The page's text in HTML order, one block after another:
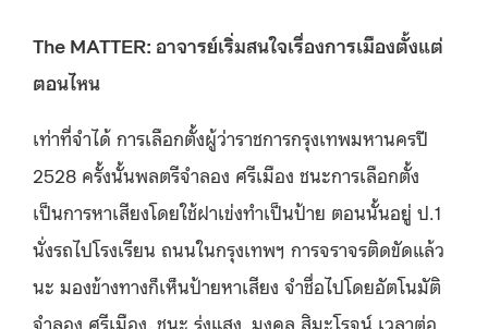
The MATTER: อาจารย์เริ่มสนใจเรื่องการเมืองตั้งแต่
ตอนไหน
เท่าที่จำได้ การเลือกตั้งผู้ว่าราชการกรุงเทพมหานครปี
2528 ครั้งนั้นพลตรีจำลอง ศรีเมือง ชนะการเลือกตั้ง
เป็นการหาเสียงโดยใช้ฝาเข่งทำเป็นป้าย ตอนนั้นอยู่ ป.1
นั่งรถไปโรงเรียน ถนนในกรุงเทพฯ การจราจรติดขัดแล้ว
นะ มองข้างทางก็เห็นป้ายหาเสียง จำชื่อไปโดยอัตโนมัติ
จำลอง ศรีเมือง, ชนะ รุ่งแสง, มงคล สิมะโรจน์ เวลาต่อ